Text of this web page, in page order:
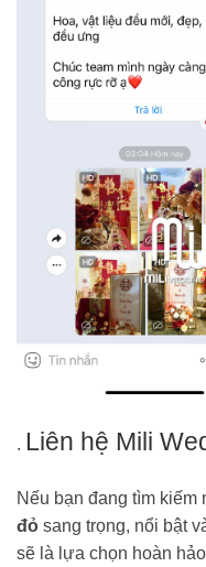
. Liên hệ Mili
Nếu bạn đang tìm kiếm
đỏ sang trọng, nổi bật
sẽ là lựa chọn hoàn